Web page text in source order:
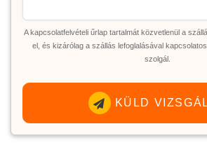
A kapcsolatfelvételi űrlap tartalmát közvetlenül a
el, és kizárólag a szállás lefoglalásával
szolgál.
KÜLD